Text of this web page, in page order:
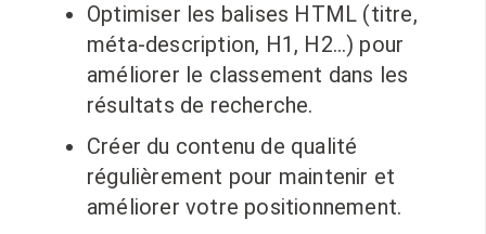
Optimiser les balises HTML (titre,
méta-description, H1, H2…) pour
améliorer le classement dans les
résultats de recherche.
Créer du contenu de qualité
régulièrement pour maintenir et
améliorer votre positionnement.